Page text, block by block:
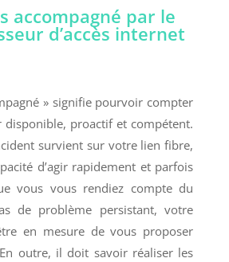
accompagné par le
d’accès internet
» signifie pourvoir compter
disponible, proactif et compétent.
survient sur votre lien fibre,
d’agir rapidement et parfois
vous vous rendiez compte du
de problème persistant, votre
en mesure de vous proposer
outre, il doit savoir réaliser les